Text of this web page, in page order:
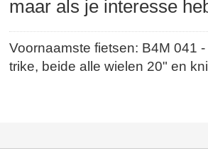
maar als je interesse
Voornaamste fietsen: B4M
trike, beide alle wielen 20" en